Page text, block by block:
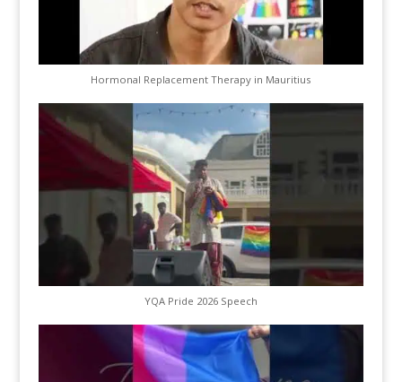
Hormonal Replacement Therapy in Mauritius
YQA Pride 2026 Speech